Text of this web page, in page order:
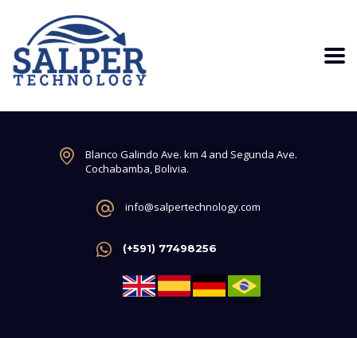
Blanco Galindo Ave. km 4 and Segunda Ave.
Cochabamba, Bolivia.
info@salpertechnology.com
(+591) 77498256